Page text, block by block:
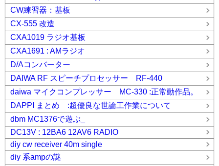
CW練習器：基板
CX-555 改造
CXA1019 ラジオ基板
CXA1691 : AMラジオ
D/Aコンバーター
DAIWA RF スピーチプロセッサー RF-440
daiwa マイクコンプレッサー MC-330 :正常動作品。
DAPPI まとめ :超優良な世論工作業について
dbm MC1376で遊ぶ_
DC13V : 12BA6 12AV6 RADIO
diy cw receiver 40m single
diy 系ampの謎